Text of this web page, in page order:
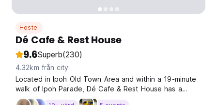
Hostel
Dé Cafe & Rest House
9.6Superb(230)
4.32km från city
Located in Ipoh Old Town Area and within a 19-minute
walk of Ipoh Parade, Dé Cafe & Rest House has a
restaurant, non-smoking rooms, and free WiFi